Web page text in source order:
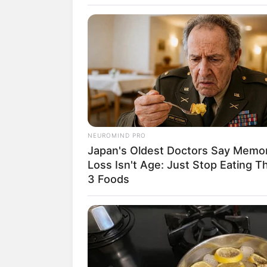
INSPIRASI
Ampuh
Usir Tikus
Penulis:mira |13 Juli 2022
TWEET SHARE
Tikus adalah hewan yang sering
NEUROMIND PRO
Japan's Oldest Doctors Say
Loss Isn't Age: Just Stop Eating
3 Foods